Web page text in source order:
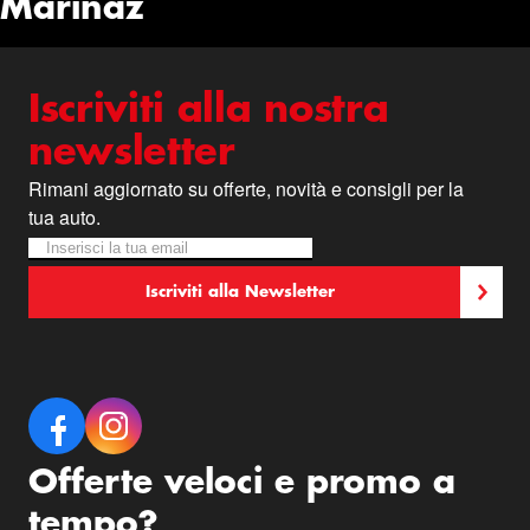
Marinaz
Iscriviti alla nostra
newsletter
Rimani aggiornato su offerte, novità e consigli per la
tua auto.
Newsletter
Iscriviti alla nostra Newsletter:
Iscriviti alla Newsletter
Offerte veloci e promo a